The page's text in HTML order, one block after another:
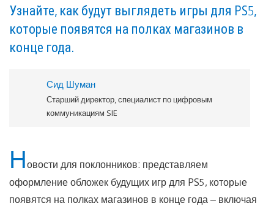
Узнайте, как будут выглядеть игры для PS5,
которые появятся на полках магазинов в
конце года.
Сид Шуман
Старший директор, специалист по цифровым
коммуникациям SIE
Новости для поклонников: представляем
оформление обложек будущих игр для PS5, которые
появятся на полках магазинов в конце года – включая